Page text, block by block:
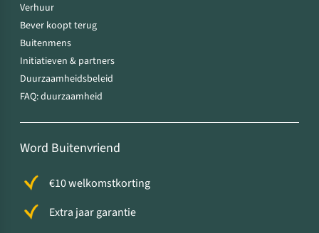
Verhuur
Bever koopt terug
Buitenmens
Initiatieven & partners
Duurzaamheidsbeleid
FAQ: duurzaamheid
Word Buitenvriend
€10 welkomstkorting
Extra jaar garantie